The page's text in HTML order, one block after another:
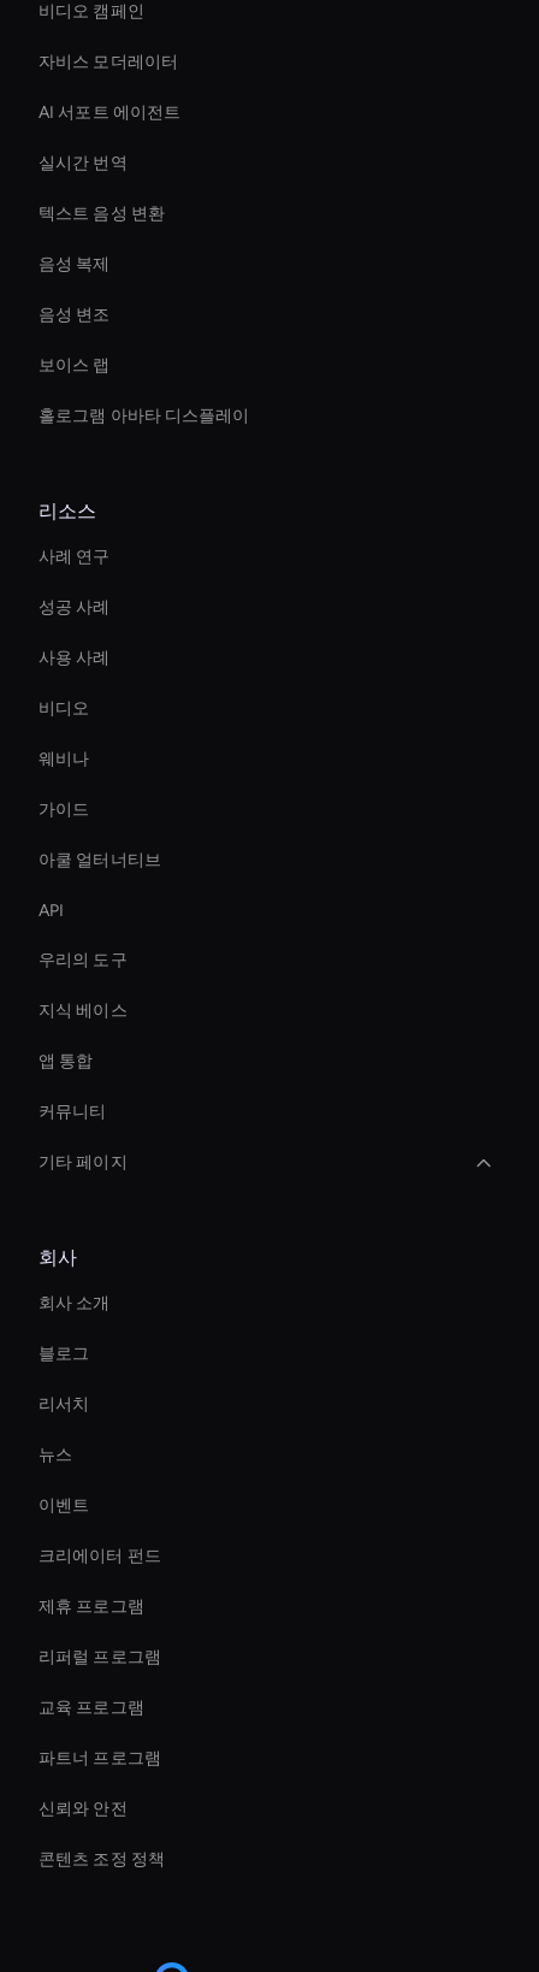
비디오 캠페인
자비스 모더레이터
AI 서포트 에이전트
실시간 번역
텍스트 음성 변환
음성 복제
음성 변조
보이스 랩
홀로그램 아바타 디스플레이
리소스
사례 연구
성공 사례
사용 사례
비디오
웨비나
가이드
아쿨 얼터너티브
API
우리의 도구
지식 베이스
앱 통합
커뮤니티
기타 페이지
Interactive Digital Assistant
Real-Time Ai Video
Hr Ai Avatar
Self-Learning Ai Avatar
Enterprise Solutions For Ai Avatars
Holographic Display Ai
Virtual Spokesperson For Branding
회사
회사 소개
블로그
리서치
뉴스
이벤트
크리에이터 펀드
제휴 프로그램
리퍼럴 프로그램
교육 프로그램
파트너 프로그램
신뢰와 안전
콘텐츠 조정 정책